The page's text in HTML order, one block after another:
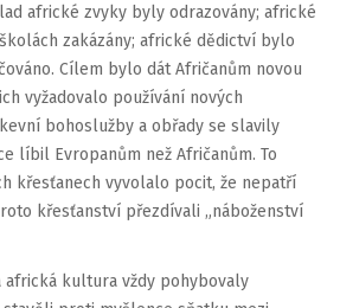
africké zvyky byly odrazovány; africké
zakázány; africké dědictví bylo
Cílem bylo dát Afričanům novou
vyžadovalo používání nových
bohoslužby a obřady se slavily
líbil Evropanům než Afričanům. To
křesťanech vyvolalo pocit, že nepatří
křesťanství přezdívali „náboženství
africká kultura vždy pohybovaly